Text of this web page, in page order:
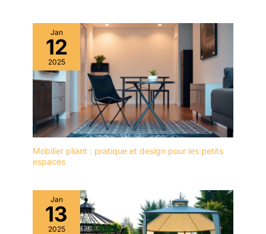
Jan
12
2025
Mobilier pliant : pratique et design pour les petits
espaces
Jan
13
2025